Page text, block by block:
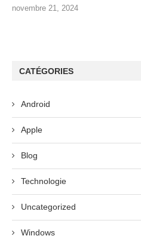
novembre 21, 2024
CATÉGORIES
Android
Apple
Blog
Technologie
Uncategorized
Windows